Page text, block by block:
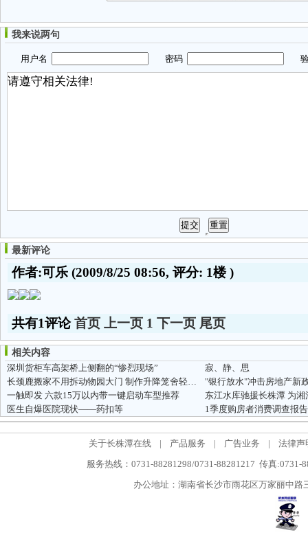
我来说两句
用户名 密码 验
最新评论
作者:可乐 (2009/8/25 08:56, 评分: 1楼)
共有1评论首页 上一页 1 下一页 尾页
相关内容
深圳货柜车高架桥上侧翻的“惨烈现场”
寂、静、思
长颈鹿搬家不用拆动物园大门 制作升降笼舍轻松过
"银行放水"冲击房地产新
一触即发 六款15万以内带一键启动车型推荐
东江水库驰援长株潭 为湘
医生自爆医院现状——药扣等
1季度购房者消费调查报
关于长株潭在线 | 产品服务 | 广告业务 |
法律声
服务热线：0731-88281298/0731-88281217 传真:0731-
办公地址：湖南省长沙市雨花区万家丽中